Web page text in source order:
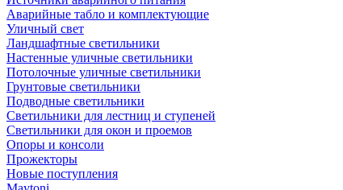
Аварийные табло и комплектующие
Уличный свет
Ландшафтные светильники
Настенные уличные светильники
Потолочные уличные светильники
Грунтовые светильники
Подводные светильники
Светильники для лестниц и ступеней
Светильники для окон и проемов
Опоры и консоли
Прожекторы
Новые поступления